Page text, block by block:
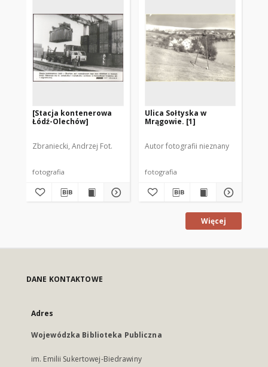
[Stacja kontenerowa
Łódź-Olechów]
Zbraniecki, Andrzej Fot.
fotografia
Ulica Sołtyska w
Mrągowie. [1]
Autor fotografii nieznany
fotografia
Więcej
DANE KONTAKTOWE
Adres
Wojewódzka Biblioteka Publiczna
im. Emilii Sukertowej-Biedrawiny